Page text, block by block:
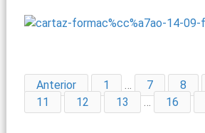
Anterior 1 … 7 8
11
12 13 … 16